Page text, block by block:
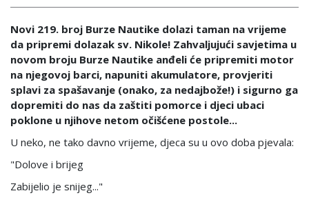
Novi 219. broj Burze Nautike dolazi taman na vrijeme
da pripremi dolazak sv. Nikole! Zahvaljujući savjetima u
novom broju Burze Nautike anđeli će pripremiti motor
na njegovoj barci, napuniti akumulatore, provjeriti
splavi za spašavanje (onako, za nedajbože!) i sigurno ga
dopremiti do nas da zaštiti pomorce i djeci ubaci
poklone u njihove netom očišćene postole...
U neko, ne tako davno vrijeme, djeca su u ovo doba pjevala:
"Dolove i brijeg
Zabijelio je snijeg..."